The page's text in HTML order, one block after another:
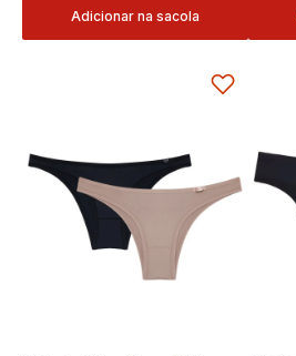
Adicionar na sacola